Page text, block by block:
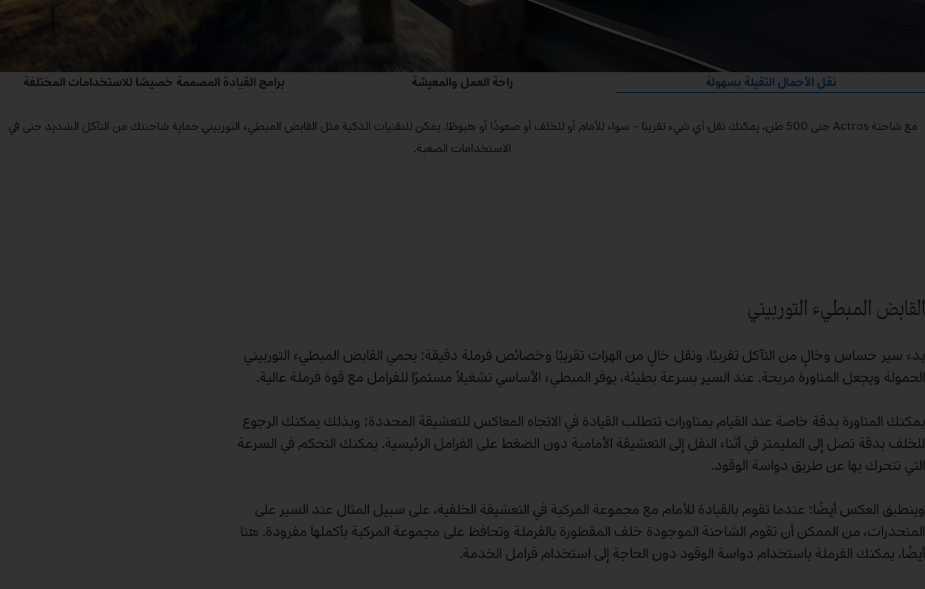
نقل الأحمال الثقيلة بسهولة راحة العمل والمعيشة
برامج القيادة المصممة خصيصًا للاستخدامات المختلفة
مع شاحنة Actros حتى 500 طن، يمكنك نقل أي شيء تقريبًا – سواء للأمام أو للخلف أو صعودًا أو هبوطًا. يمكن للتقنيات الذكية مثل القابض المبطيء التوربيني حماية شاحنتك من التآكل الشديد حتى في
الاستخدامات الصعبة.
القابض المبطيء التوربيني
بدء سير حساس وخالٍ من التآكل تقريبًا، ونقل خالٍ من الهزات تقريبًا وخصائص فرملة دقيقة: يحمي القابض المبطيء التوربيني
الحمولة ويجعل المناورة مريحة. عند السير بسرعة بطيئة، يوفر المبطيء الأساسي تشغيلاً مستمرًا للفرامل مع قوة فرملة عالية.
يمكنك المناورة بدقة خاصة عند القيام بمناورات تتطلب القيادة في الاتجاه المعاكس للتعشيقة المحددة: وبذلك يمكنك الرجوع
للخلف بدقة تصل إلى المليمتر في أثناء النقل إلى التعشيقة الأمامية دون الضغط على الفرامل الرئيسية. يمكنك التحكم في السرعة
التي تتحرك بها عن طريق دواسة الوقود.
وينطبق العكس أيضًا: عندما تقوم بالقيادة للأمام مع مجموعة المركبة في التعشيقة الخلفية، على سبيل المثال عند السير على
المنحدرات، من الممكن أن تقوم الشاحنة الموجودة خلف المقطورة بالفرملة وتحافظ على مجموعة المركبة بأكملها مفرودة. هنا
أيضًا، يمكنك الفرملة باستخدام دواسة الوقود دون الحاجة إلى استخدام فرامل الخدمة.